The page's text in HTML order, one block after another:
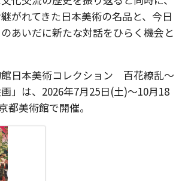
がれてきた日本美術の名品と、今日
あいだに新たな対話をひらく機会と
日本美術コレクション 百花繚乱～
」は、2026年7月25日(土)～10月18
都美術館で開催。